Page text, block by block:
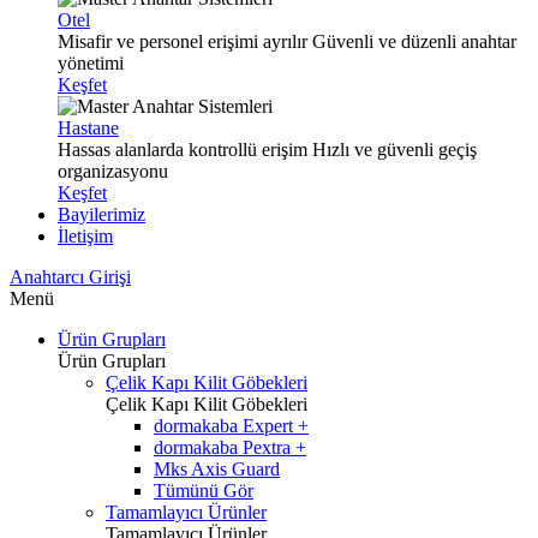
Otel
Misafir ve personel erişimi ayrılır Güvenli ve düzenli anahtar
yönetimi
Keşfet
Hastane
Hassas alanlarda kontrollü erişim Hızlı ve güvenli geçiş
organizasyonu
Keşfet
Bayilerimiz
İletişim
Anahtarcı Girişi
Menü
Ürün Grupları
Ürün Grupları
Çelik Kapı Kilit Göbekleri
Çelik Kapı Kilit Göbekleri
dormakaba Expert +
dormakaba Pextra +
Mks Axis Guard
Tümünü Gör
Tamamlayıcı Ürünler
Tamamlayıcı Ürünler